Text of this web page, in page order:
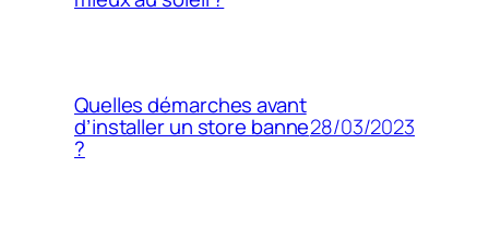
Quelles démarches avant
d’installer un store banne
?
28/03/2023